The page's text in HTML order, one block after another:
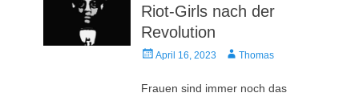
Riot-Girls nach der
Revolution
Veröffentlicht
April 16, 2023 AutorThomas
Frauen sind immer noch das